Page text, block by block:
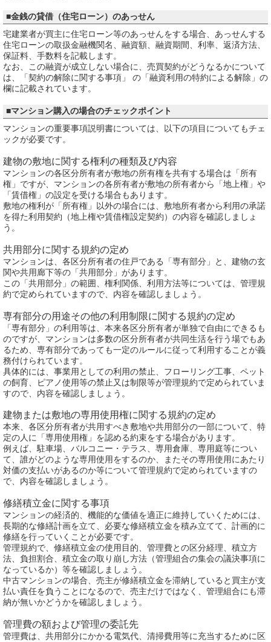
■金銭の貸借（住宅ローン）のあっせん
宅建業者が買主に住宅ローン等のあっせんをする場合、あっせんする
住宅ローンの取扱金融機関名、融資額、融資期間、利率、返済方法、
保証料、手数料を記載します。
なお、この融資が成立しない場合に、売買契約がどうなるかについて
は、「契約の解除に関する事項」 の「融資利用の特約による解除」の
欄に記載されています。
■マンション購入の場合のチェックポイント
マンションの重要事項説明書については、以下の項目についてもチェ
ックが必要です。
建物の敷地に関する権利の種類及び内容
マンションの各区分所有者が敷地の所有権を共有する場合は「所有
権」ですが、マンションの各所有者が敷地の所有者から「地上権」や
「賃借権」の設定を受ける場合もあります。
敷地の権利が「所有権」以外の場合には、敷地所有者から利用の承諾
を得た利用契約（地上権や賃借権設定契約）の内容を確認しましょ
う。
共用部分に関する規約の定め
マンションは、各区分所有者の住戸である「専有部分」と、建物の玄
関や共用廊下等の「共用部分」があります。
この「共用部分」の範囲、権利関係、利用方法等については、管理規
約で定められていますので、内容を確認しましょう。
専有部分の用途その他の利用制限に関する規約の定め
「専有部分」の利用等は、本来各区分所有者が単独で自由にできるも
のですが、マンションは多数の区分所有者が共同生活を行う場でもあ
るため、専有部分であっても一定のルールに従って利用することが義
務付けられています。
具体的には、事業用としての利用の禁止、フローリング工事、ペット
の飼育、ピアノ使用等の禁止又は制限等が管理規約で定められていま
すので、内容を確認しましょう。
建物または敷地の専用使用権に関する規約の定め
本来、各区分所有者が共用すべき敷地や共用部分の一部について、特
定の人に「専用使用権」を認める約束をする場合があります。
例えば、駐車場、バルコニー・テラス、専用倉庫、専用庭等につい
て、誰がどのような専用使用をするのか、またその専用使用にあたり
対価の支払いがあるのか等について管理規約で定められていますの
で、内容を確認しましょう。
修繕積立金に関する事項
マンションの経済的、機能的な価値を適正に維持していくためには、
長期的な修繕計画を立て、必要な修繕積立金を積み立てて、計画的に
修繕を行っていくことが必要です。
管理規約で、修繕積立金の使用目的、管理費との区分経理、積立方
法、負担割合、積立金の取り崩し方法（管理組合の集会の議決事項に
なっているか）等を確認しましょう。
中古マンションの場合、売主が修繕積立金を滞納していると買主が支
払い責任を負うことになるので、売主だけではなく、管理組合にも滞
納が無いかどうかを確認しましょう。
管理費の額および管理の委託先
管理費は、共用部分にかかる電気代、清掃費用等に充当するために区